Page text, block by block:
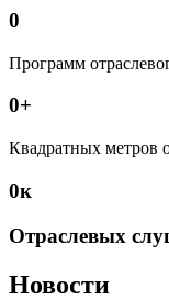
0
Программ
0+
Квадратных метров
0к
Отраслевых
Новости